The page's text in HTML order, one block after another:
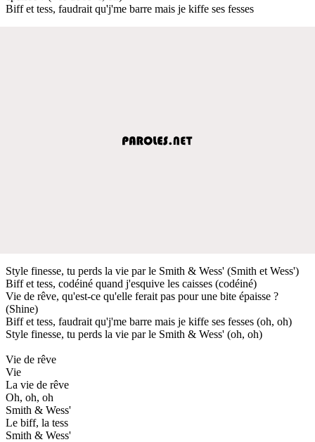
Biff et tess, faudrait qu'j'me barre mais je kiffe ses fesses
Style finesse, tu perds la vie par le Smith & Wess' (Smith et Wess')
Biff et tess, codéiné quand j'esquive les caisses (codéiné)
Vie de rêve, qu'est-ce qu'elle ferait pas pour une bite épaisse ?
(Shine)
Biff et tess, faudrait qu'j'me barre mais je kiffe ses fesses (oh, oh)
Style finesse, tu perds la vie par le Smith & Wess' (oh, oh)
Vie de rêve
Vie
La vie de rêve
Oh, oh, oh
Smith & Wess'
Le biff, la tess
Smith & Wess'